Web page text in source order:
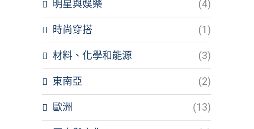
明星與娛樂 (4)
時尚穿搭 (1)
材料、化學和能源 (3)
東南亞 (2)
歐洲 (13)